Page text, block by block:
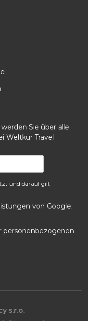
Sie über alle
Weltkur Travel
und darauf gilt
von Google.
personenbezogenen
s.r.o.